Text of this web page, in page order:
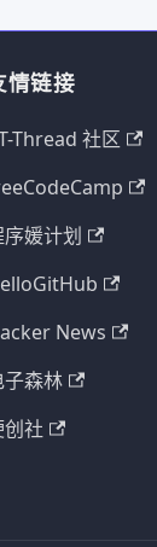
情链接
Thread 社区
序媛计划
News
子森林
创社